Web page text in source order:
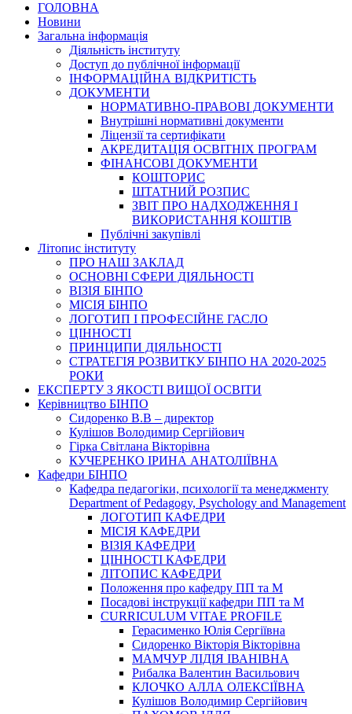
ГОЛОВНА
Новини
Загальна інформація
Діяльність інституту
Доступ до публічної інформації
ІНФОРМАЦІЙНА ВІДКРИТІСТЬ
ДОКУМЕНТИ
НОРМАТИВНО-ПРАВОВІ ДОКУМЕНТИ
Внутрішні нормативні документи
Ліцензії та сертифікати
АКРЕДИТАЦІЯ ОСВІТНІХ ПРОГРАМ
ФІНАНСОВІ ДОКУМЕНТИ
КОШТОРИС
ШТАТНИЙ РОЗПИС
ЗВІТ ПРО НАДХОДЖЕННЯ І
ВИКОРИСТАННЯ КОШТІВ
Публічні закупівлі
Літопис інституту
ПРО НАШ ЗАКЛАД
ОСНОВНІ СФЕРИ ДІЯЛЬНОСТІ
ВІЗІЯ БІНПО
МІСІЯ БІНПО
ЛОГОТИП І ПРОФЕСІЙНЕ ГАСЛО
ЦІННОСТІ
ПРИНЦИПИ ДІЯЛЬНОСТІ
СТРАТЕГІЯ РОЗВИТКУ БІНПО НА 2020-2025
РОКИ
ЕКСПЕРТУ З ЯКОСТІ ВИЩОЇ ОСВІТИ
Керівництво БІНПО
Сидоренко В.В – директор
Кулішов Володимир Сергійович
Гірка Світлана Вікторівна
КУЧЕРЕНКО ІРИНА АНАТОЛІЇВНА
Кафедри БІНПО
Кафедра педагогіки, психології та менеджменту
Department of Pedagogy, Psychology and Management
ЛОГОТИП КАФЕДРИ
МІСІЯ КАФЕДРИ
ВІЗІЯ КАФЕДРИ
ЦІННОСТІ КАФЕДРИ
ЛІТОПИС КАФЕДРИ
Положення про кафедру ПП та М
Посадові інструкції кафедри ПП та М
CURRICULUM VITAE PROFILE
Герасименко Юлія Сергіївна
Сидоренко Вікторія Вікторівна
МАМЧУР ЛІДІЯ ІВАНІВНА
Рибалка Валентин Васильович
КЛОЧКО АЛЛА ОЛЕКСІЇВНА
Кулішов Володимир Сергійович